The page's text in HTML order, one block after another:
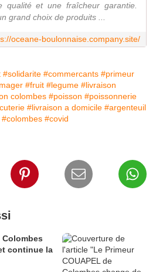
qualité et une fraîcheur garantie.
grand choix de produits ...
oceane-boulonnaise.company.site/
#solidarite #commercants #primeur
#fruit #legume #livraison
colombes #poisson #poissonnerie
#livraison a domicile #argenteuil
#colombes #covid
Colombes
continue la